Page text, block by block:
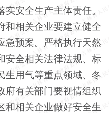
安全生产主体责任。
和相关企业要建立健全
急预案。严格执行天然
安全相关法律法规、标
生用气等重点领域、冬
府有关部门要视情组织
和相关企业做好安全生